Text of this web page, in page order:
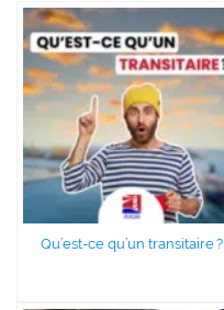
Qu’est-ce qu’un transitaire ?